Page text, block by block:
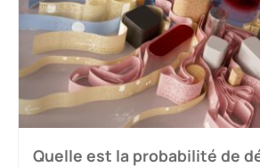
Quelle est la probabilité de